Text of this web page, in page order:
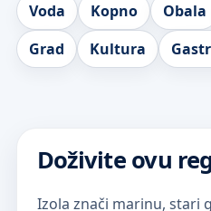
Voda Kopno Obala
Grad
Kultura
Doživite ovu
Izola znači marinu, stari